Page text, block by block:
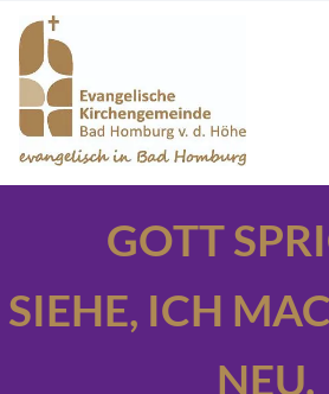
GOTT
SIEHE, ICH
NEU.